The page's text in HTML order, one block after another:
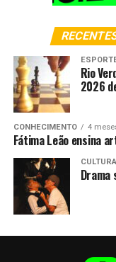
Rio
2026
CONHECIMENTO 4
Fátima Leão ensina
CULTURA
Drama